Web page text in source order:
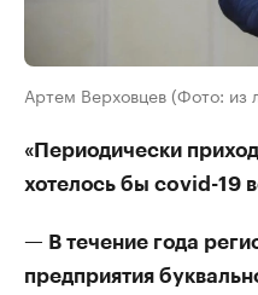
Артем Верховцев (Фото: из
«Периодически
хотелось бы covid-19
— В течение года
предприятия